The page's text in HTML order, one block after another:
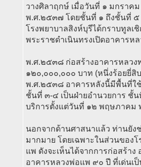
วางศิลาฤกษ์ เมื่อวันที่ ๑ มกราค
พ.ศ.๒๕๓๗ โดยชั้นที่ ๑ ถึงชั้นที่ ๕
โรงพยาบาลสิงห์บุรีได้กราบทูลเ
พระราชดำเนินทรงเปิดอาคาร
พ.ศ.๒๕๓๘ ก่อสร้างอาคารหลวง
๑๒๐,๐๐๐,๐๐๐ บาท (หนึ่งร้อยยี่
พ.ศ.๒๕๓๘ อาคารหลังนี้มีพื้นที่ใช้
ชั้นที่ ๓-๔ เป็นฝ่ายอำนวยการ ชั้น
บริการตั้งแต่วันที่ ๑๒ พฤษภาคม
นอกจากด้านศาสนาแล้ว ท่านยัง
มากมาย โดยเฉพาะในส่วนของ
แพ ดังจะเห็นได้จากการก่อสร้า
อาคารหลวงพ่อแพ ๙๐ ปี ที่เด่นเ